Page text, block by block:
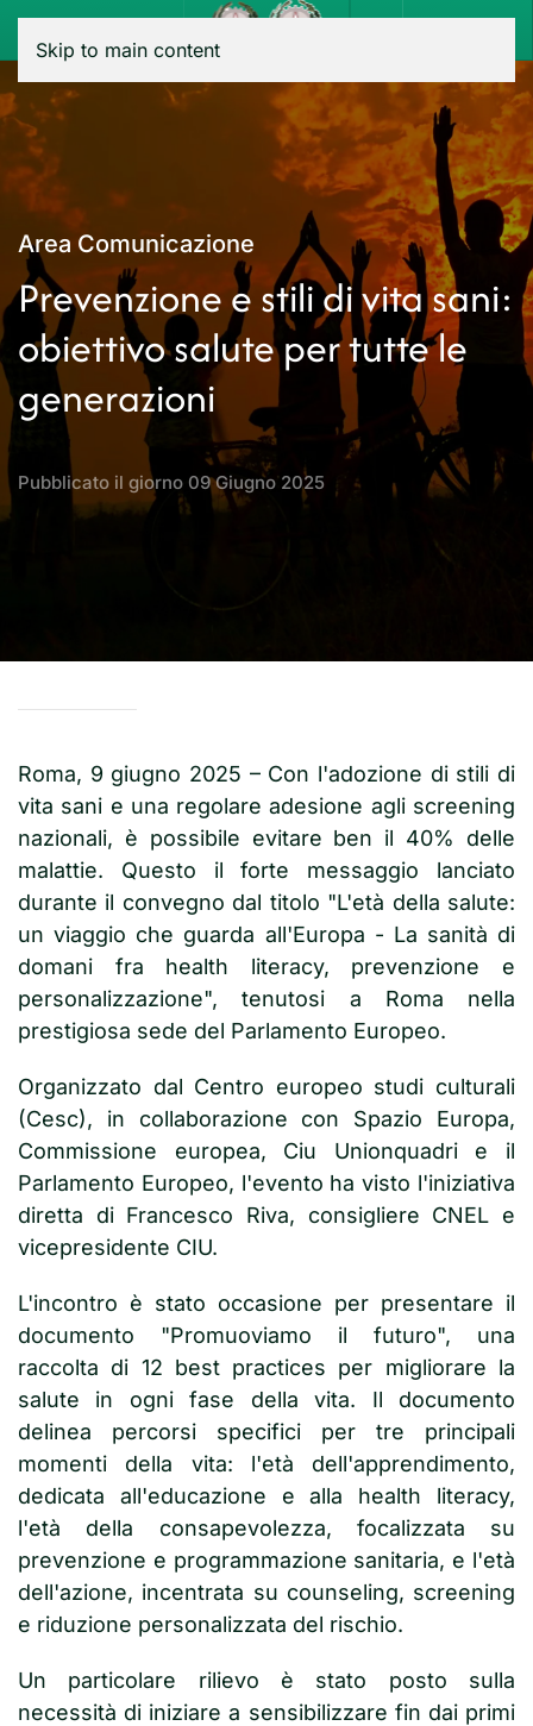
Skip to main content
Area Comunicazione
Prevenzione e stili di vita sani:
obiettivo salute per tutte le
generazioni
Pubblicato il giorno 09 Giugno 2025
Roma, 9 giugno 2025 – Con l'adozione di stili di
vita sani e una regolare adesione agli screening
nazionali, è possibile evitare ben il 40% delle
malattie. Questo il forte messaggio lanciato
durante il convegno dal titolo "L'età della salute:
un viaggio che guarda all'Europa - La sanità di
domani fra health literacy, prevenzione e
personalizzazione", tenutosi a Roma nella
prestigiosa sede del Parlamento Europeo.
Organizzato dal Centro europeo studi culturali
(Cesc), in collaborazione con Spazio Europa,
Commissione europea, Ciu Unionquadri e il
Parlamento Europeo, l'evento ha visto l'iniziativa
diretta di Francesco Riva, consigliere CNEL e
vicepresidente CIU.
L'incontro è stato occasione per presentare il
documento "Promuoviamo il futuro", una
raccolta di 12 best practices per migliorare la
salute in ogni fase della vita. Il documento
delinea percorsi specifici per tre principali
momenti della vita: l'età dell'apprendimento,
dedicata all'educazione e alla health literacy,
l'età della consapevolezza, focalizzata su
prevenzione e programmazione sanitaria, e l'età
dell'azione, incentrata su counseling, screening
e riduzione personalizzata del rischio.
Un particolare rilievo è stato posto sulla
necessità di iniziare a sensibilizzare fin dai primi